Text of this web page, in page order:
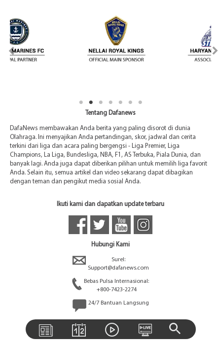
Tentang Dafanews
DafaNews membawakan Anda berita yang paling disorot di dunia
Olahraga. Ini menyajikan Anda pertandingan, skor, jadwal dan cerita
terkini dari liga dan acara paling bergengsi - Liga Premier, Liga
Champions, La Liga, Bundesliga, NBA, F1, AS Terbuka, Piala Dunia, dan
banyak lagi. Anda juga dapat diberikan pilihan untuk memilih liga favorit
Anda. Selain itu, semua artikel dan video sekarang dapat dibagikan
dengan teman dan pengikut media sosial Anda.
Ikuti kami dan dapatkan update terbaru
Hubungi Kami
Surel:
Support@dafanews.com
Bebas Pulsa Internasional:
+800-7423-2274
24/7 Bantuan Langsung